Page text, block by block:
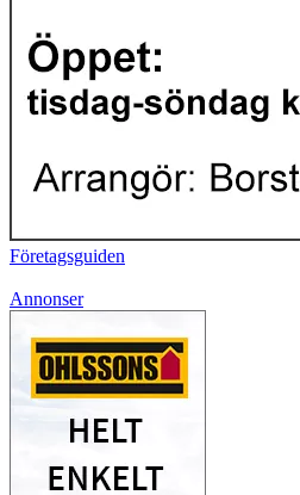
Företagsguiden
Annonser